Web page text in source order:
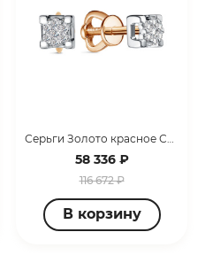
Серьги Золото красное С03462-0120
58 336 ₽
116 672 ₽
В корзину
раз в 2 недели